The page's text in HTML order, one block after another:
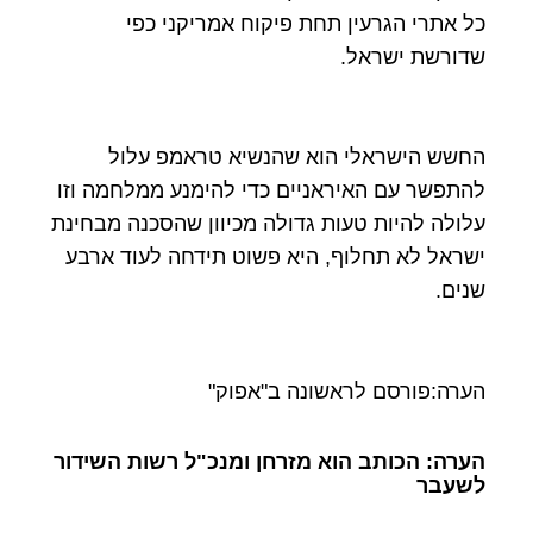
כל אתרי הגרעין תחת פיקוח אמריקני כפי
שדורשת ישראל.
החשש הישראלי הוא שהנשיא טראמפ עלול
להתפשר עם האיראניים כדי להימנע ממלחמה וזו
עלולה להיות טעות גדולה מכיוון שהסכנה מבחינת
ישראל לא תחלוף, היא פשוט תידחה לעוד ארבע
שנים.
הערה:פורסם לראשונה ב"אפוק"
הערה: הכותב הוא מזרחן ומנכ"ל רשות השידור
לשעבר